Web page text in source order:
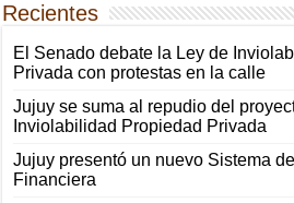
Recientes
El Senado debate la Ley de
Privada con protestas en la calle
Jujuy se suma al repudio del
Inviolabilidad Propiedad Privada
Jujuy presentó un nuevo Sistema
Financiera